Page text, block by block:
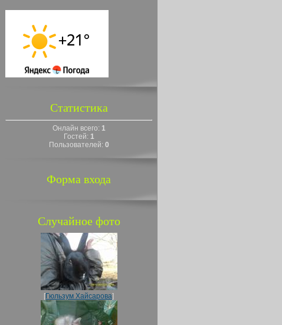
Статистика
Онлайн всего: 1
Гостей: 1
Пользователей: 0
Форма входа
Случайное фото
[Гюльзум Хайсарова]